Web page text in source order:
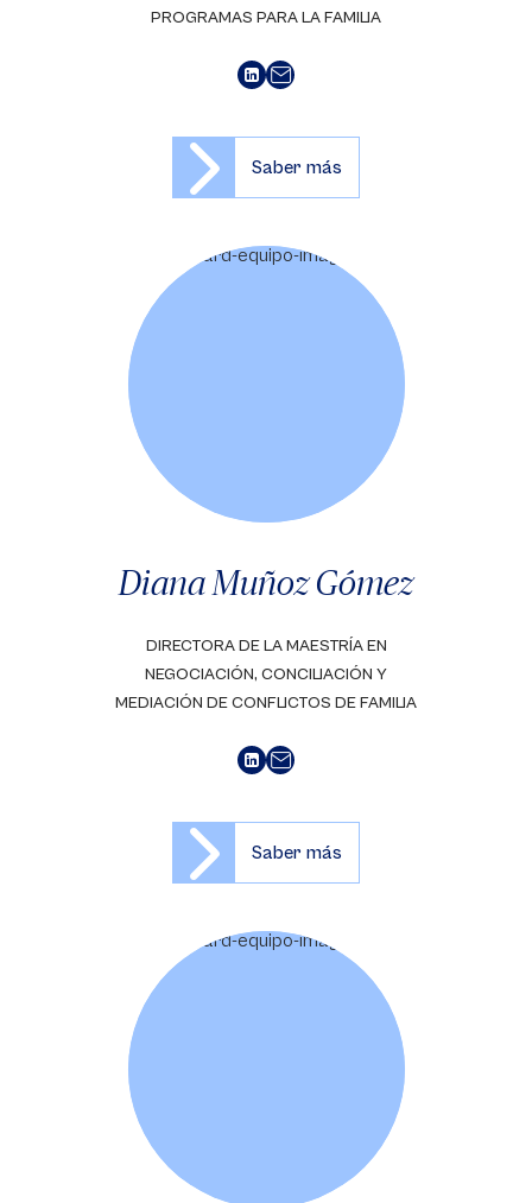
PROGRAMAS PARA LA FAMILIA
Saber más
Diana Muñoz Gómez
DIRECTORA DE LA MAESTRÍA EN
NEGOCIACIÓN, CONCILIACIÓN Y
MEDIACIÓN DE CONFLICTOS DE FAMILIA
Saber más